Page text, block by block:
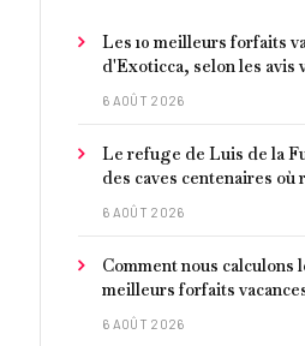
Les 10 meilleurs forfaits
d'Exoticca, selon les
6 AOÛT 2026
Le refuge de Luis de la
des caves centenaires où
l'entraîneur espagnol
6 AOÛT 2026
Comment nous calculons
meilleurs forfaits
6 AOÛT 2026